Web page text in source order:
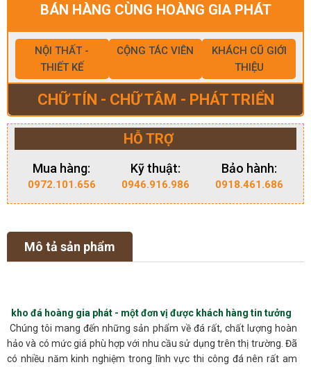
BÁN HÀNG CÙNG HOÀNG GIA PHÁT
NỘI THẤT -
THIẾT KẾ
CỘNG TÁC VIÊN
KHÁCH CŨ GIỚI
THIỆU
CHỮ TÍN - CHỮ TÂM - PHÁT TRIỂN
HỖ TRỢ
Mua hàng:
0972.101.656
Kỹ thuật:
0946.916.986
Bảo hành:
0918.461.686
Mô tả sản phẩm
kho đá hoàng gia phát - một đơn vị được khách hàng tin tưởng
Chúng tôi mang đến những sản phẩm về đá rất, chất lượng hoàn
hảo và có mức giá phù hợp với nhu cầu sử dụng trên thị trường. Đã
có nhiều năm kinh nghiệm trong lĩnh vực thi công đá nên rất am